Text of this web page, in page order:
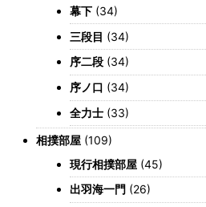
幕下 (34)
三段目 (34)
序二段 (34)
序ノ口 (34)
全力士 (33)
相撲部屋 (109)
現行相撲部屋 (45)
出羽海一門 (26)